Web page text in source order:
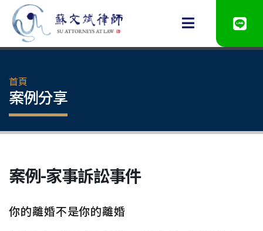
首頁
案例分享
案例-家事訴訟事件
你的離婚不是你的離婚